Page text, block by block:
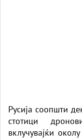
Русија соопшти
стотици
вклучувајќи